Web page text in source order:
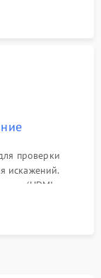
монитора.
проверки
искажений.
(HDMI,
нагрузкой в